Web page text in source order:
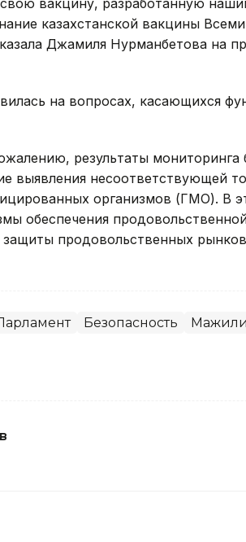
вакцину, разработанную
казахстанской вакцины
Джамиля Нурманбетова на
на вопросах, касающихся
результаты
выявления несоответствующей
организмов (ГМО). В
обеспечения
продовольственных
Безопасность